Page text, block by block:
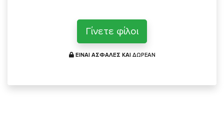
Γίνετε φίλοι
ΕΙΝΑΙ ΑΣΦΑΛΕΣ ΚΑΙ ΔΩΡΕΑΝ